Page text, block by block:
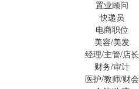
置业顾问
快递员
电商职位
美容/美发
经理/主管/店长
财务/审计
医护/教师/财会